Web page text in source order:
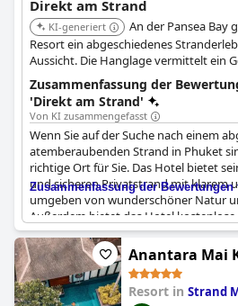
Direkt am Strand
KI-generiert
An der Pansea Bay
Resort ein abgeschiedenes
Aussicht. Die Hanglage vermittelt ein
und Exklusivität, bietet aber dennoch
Strand. Das Design des Resorts fügt
natürliche Umgebung ein und
Stranderlebnis.
Zusammenfassung der
'Direkt am Strand'
Von KI zusammengefasst
Wenn Sie auf der Suche nach einem
atemberaubenden Strand in Phuket
richtige Ort für Sie. Das Hotel bietet
und sicheren Privatstrand mit klarem
umgeben von wunderschöner Natur
Außerdem bietet das Hotel kostenlose
Wassersportmöglichkeiten für eine
motorisierten Aktivitäten wie
Paddle-Boarding. Gäste schwärmen,
der schönste, sauberste und klarste
regelmäßig vom Hotelpersonal
Zusammenfassung der
Anantara Mai
Resort in Strand